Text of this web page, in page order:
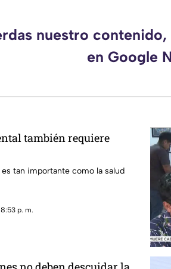
nuestro
en Google
también requiere
es tan importante como la salud
p. m.